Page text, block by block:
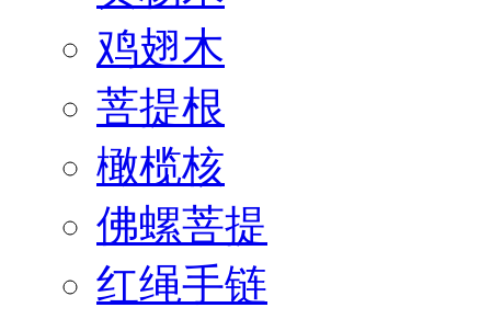
鸡翅木
菩提根
橄榄核
佛螺菩提
红绳手链